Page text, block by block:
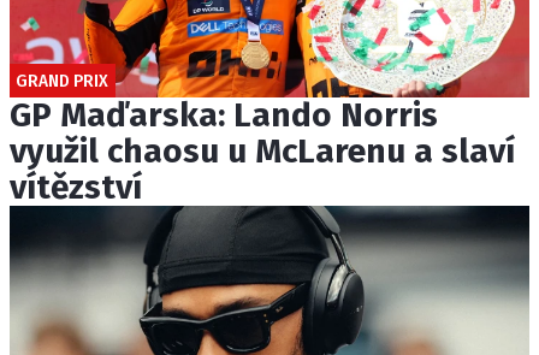
GRAND PRIX
GP Maďarska: Lando Norris
využil chaosu u McLarenu a slaví
vítězství